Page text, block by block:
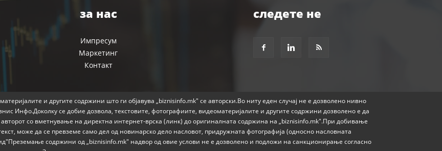
за нас
Импресум
Маркетинг
Контакт
следете не
и другите содржини што ги објавува „biznisinfo.mk" се авторски.Во ниту еден случај не е дозволено нивно
Инфо.Доколку се добие дозвола, текстовите, фотографиите, видеоматеријалите и другите содржини дозволено е да
со вметнување на директна интернет-врска (линк) до оригиналната содржина на „biznisinfo.mk".При добивање
може да се превземе само дел од новинарско дело насловот, придружната фотографија (односно насловната
содржини од „biznisinfo.mk" надвор од овие услови не е дозволено и подложи на санкционирање согласно